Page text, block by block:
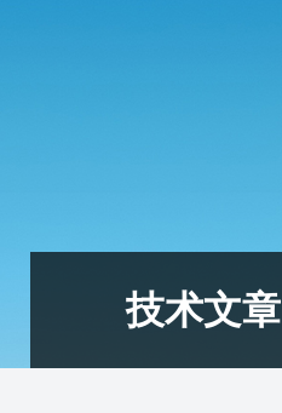
技术文章